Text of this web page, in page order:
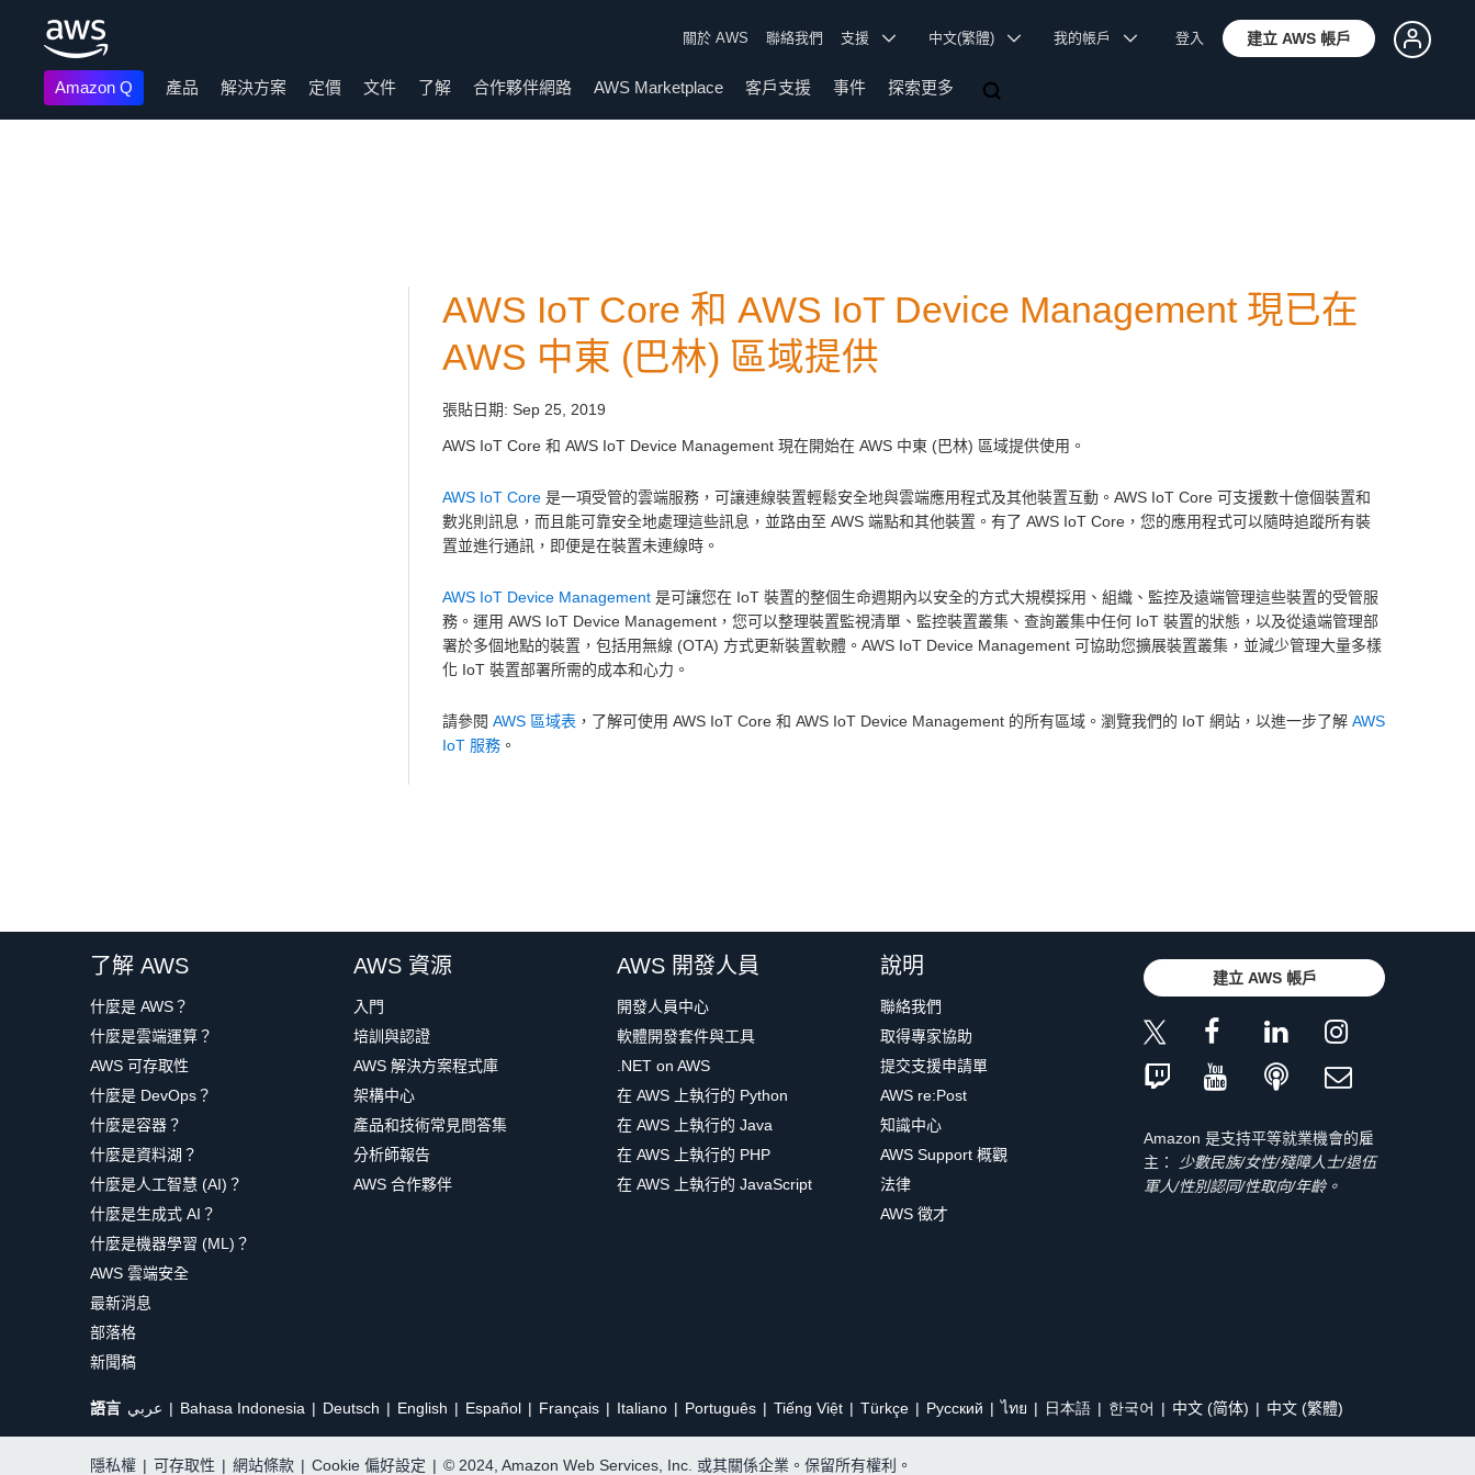
關於 AWS 聯絡我們 支援 中文(繁體) 我的帳戶 登入 建立 AWS 帳戶
Amazon Q 產品 解決方案 定價 文件 了解 合作夥伴網路 AWS Marketplace 客戶支援 事件 探索更多
AWS IoT Core 和 AWS IoT Device Management 現已在
AWS 中東 (巴林) 區域提供
張貼日期: Sep 25, 2019
AWS IoT Core 和 AWS IoT Device Management 現在開始在 AWS 中東 (巴林) 區域提供使用。
AWS IoT Core 是一項受管的雲端服務，可讓連線裝置輕鬆安全地與雲端應用程式及其他裝置互動。AWS IoT Core 可支援數十億個裝置和
數兆則訊息，而且能可靠安全地處理這些訊息，並路由至 AWS 端點和其他裝置。有了 AWS IoT Core，您的應用程式可以隨時追蹤所有裝
置並進行通訊，即便是在裝置未連線時。
AWS IoT Device Management 是可讓您在 IoT 裝置的整個生命週期內以安全的方式大規模採用、組織、監控及遠端管理這些裝置的受管服
務。運用 AWS IoT Device Management，您可以整理裝置監視清單、監控裝置叢集、查詢叢集中任何 IoT 裝置的狀態，以及從遠端管理部
署於多個地點的裝置，包括用無線 (OTA) 方式更新裝置軟體。AWS IoT Device Management 可協助您擴展裝置叢集，並減少管理大量多樣
化 IoT 裝置部署所需的成本和心力。
請參閱 AWS 區域表 ，了解可使用 AWS IoT Core 和 AWS IoT Device Management 的所有區域。瀏覽我們的 IoT 網站，以進一步了解 AWS
IoT 服務 。
了解 AWS
什麼是 AWS？
什麼是雲端運算？
AWS 可存取性
什麼是 DevOps？
什麼是容器？
什麼是資料湖？
什麼是人工智慧 (AI)？
什麼是生成式 AI？
什麼是機器學習 (ML)？
AWS 雲端安全
最新消息
部落格
新聞稿
AWS 資源
入門
培訓與認證
AWS 解決方案程式庫
架構中心
產品和技術常見問答集
分析師報告
AWS 合作夥伴
AWS 開發人員
開發人員中心
軟體開發套件與工具
.NET on AWS
在 AWS 上執行的 Python
在 AWS 上執行的 Java
在 AWS 上執行的 PHP
在 AWS 上執行的 JavaScript
說明
聯絡我們
取得專家協助
提交支援申請單
AWS re:Post
知識中心
AWS Support 概觀
法律
AWS 徵才
建立 AWS 帳戶
Amazon 是支持平等就業機會的雇
主：
少數民族/女性/殘障人士/退伍
軍人/性別認同/性取向/年齡。
語言 عربي Bahasa Indonesia Deutsch English Español Français Italiano Português Tiếng Việt Türkçe Ρусский ไทย 日本語 한국어 中文 (简体) 中文 (繁體)
隱私權 | 可存取性 | 網站條款 | Cookie 偏好設定 | © 2024, Amazon Web Services, Inc. 或其關係企業。保留所有權利。